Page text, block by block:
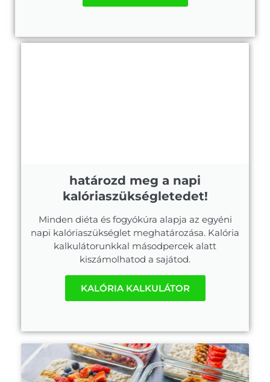
határozd meg a napi
kalóriaszükségletedet!
Minden diéta és fogyókúra alapja az egyéni
napi kalóriaszükséglet meghatározása. Kalória
kalkulátorunkkal másodpercek alatt
kiszámolhatod a sajátod.
KALÓRIA KALKULÁTOR